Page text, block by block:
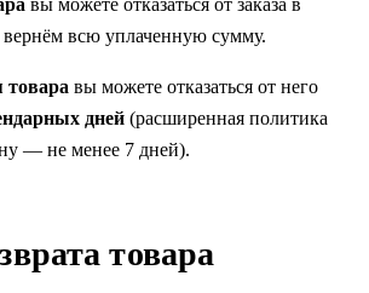
всю уплаченную сумму.
товара вы можете отказаться от него
дней (расширенная политика
— не менее 7 дней).
товара